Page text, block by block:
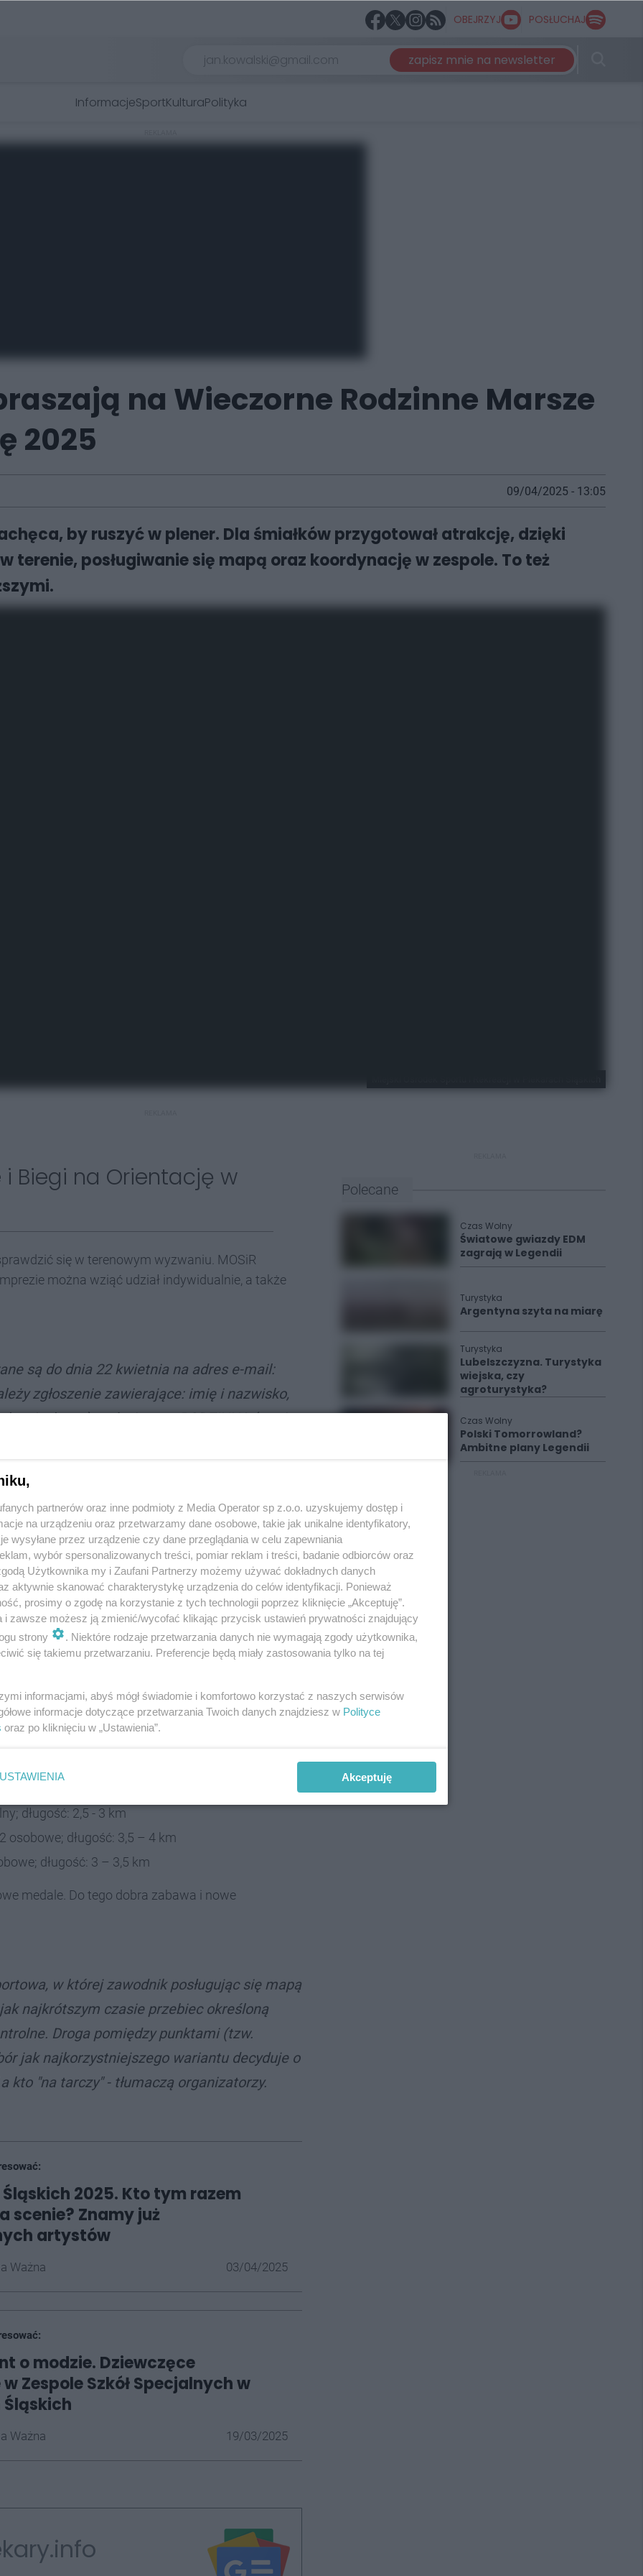
OBEJRZYJ POSŁUCHAJ
zapisz mnie na newsletter
InformacjeSportKulturaPolityka
na Wieczorne Rodzinne Marsze
2025
09/04/2025 - 13:05
by ruszyć w plener. Dla śmiałków przygotował atrakcję, dzięki
terenie, posługiwanie się mapą oraz koordynację w zespole. To też
i Biegi na Orientację w
się w terenowym wyzwaniu. MOSiR
można wziąć udział indywidualnie, a także
są do dnia 22 kwietnia na adres e-mail:
zgłoszenie zawierające: imię i nazwisko,
rodzaj trasy: RODZINNA (tutaj
Zgłoszenia można również dokonać
32 768-10-10 w Dziale Organizacji
w godz. 7:30-15:30 - podają
zaplanowano na stadionie MOSiR-u przy ul.
minutowe
przy ognisku z kiełbaskami. W dniu
chętnych zarezerwowano 30 miejsc.
5 zł, natomiast dorosłego - 10 zł. Płatności odbędą
długość: 2,5 - 3 km
osobowe; długość: 3,5 – 4 km
długość: 3 – 3,5 km
medale. Do tego dobra zabawa i nowe
w której zawodnik posługując się mapą
najkrótszym czasie przebiec określoną
Droga pomiędzy punktami (tzw.
jak najkorzystniejszego wariantu decyduje o
kto "na tarczy" - tłumaczą organizatorzy.
Śląskich 2025. Kto tym razem
scenie? Znamy już
artystów
Ważna 03/04/2025
o modzie. Dziewczęce
Zespole Szkół Specjalnych w
Ważna 19/03/2025
Polecane
Czas Wolny
Światowe gwiazdy EDM
zagrają w Legendii
Turystyka
Argentyna szyta na miarę
Turystyka
Lubelszczyzna. Turystyka
wiejska, czy
agroturystyka?
Czas Wolny
Polski Tomorrowland?
Ambitne plany Legendii
partnerów oraz inne podmioty z Media Operator sp z.o.o. uzyskujemy dostęp i
na urządzeniu oraz przetwarzamy dane osobowe, takie jak unikalne identyfikatory,
wysyłane przez urządzenie czy dane przeglądania w celu zapewniania
wybór spersonalizowanych treści, pomiar reklam i treści, badanie odbiorców oraz
Użytkownika my i Zaufani Partnerzy możemy używać dokładnych danych
aktywnie skanować charakterystykę urządzenia do celów identyfikacji. Ponieważ
prosimy o zgodę na korzystanie z tych technologii poprzez kliknięcie „Akceptuję”.
i zawsze możesz ją zmienić/wycofać klikając przycisk ustawień prywatności znajdujący
strony
. Niektóre rodzaje przetwarzania danych nie wymagają zgody użytkownika,
się takiemu przetwarzaniu. Preferencje będą miały zastosowania tylko na tej
informacjami, abyś mógł świadomie i komfortowo korzystać z naszych serwisów
informacje dotyczące przetwarzania Twoich danych znajdziesz w Polityce
oraz po kliknięciu w „Ustawienia”.
USTAWIENIA Akceptuję